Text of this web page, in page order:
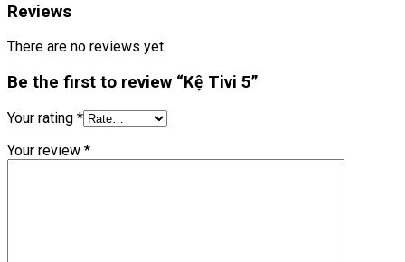
Reviews
There are no reviews yet.
Be the first to review “Kệ Tivi 5”
Your rating *
Your review *